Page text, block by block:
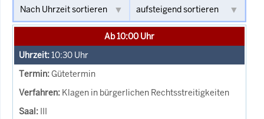
Ab 10:00 Uhr
10:30 Uhr
Gütetermin
Klagen in bürgerlichen Rechtsstreitigkeiten
III